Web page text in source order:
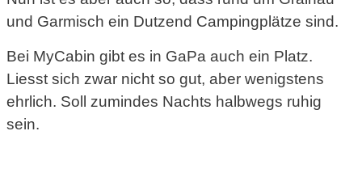
und Garmisch ein Dutzend Campingplätze sind.
Bei MyCabin gibt es in GaPa auch ein Platz.
Liesst sich zwar nicht so gut, aber wenigstens
ehrlich. Soll zumindes Nachts halbwegs ruhig
sein.